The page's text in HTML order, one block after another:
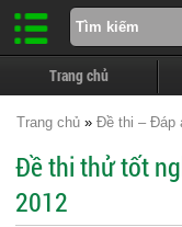
Trang chủ
Trang chủ » Đề thi – Đáp
Đề thi thử tốt
2012